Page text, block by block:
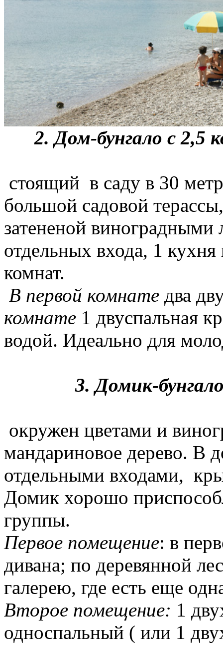
2. Дом-бунгало с 2,5
стоящий в саду в 30
большой садовой
затененой виноградными
отдельных входа, 1
комнат.
В первой комнате два
комнате 1 двуспальная
водой. Идеально для
3. Домик-
окружен цветами и
мандариновое дерево. В
отдельными входами,
Домик хорошо
группы.
Первое помещение: в
дивана; по деревянной
галерею, где есть еще
Второе помещение: 1
односпальный ( или 1